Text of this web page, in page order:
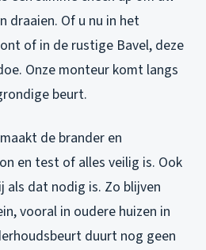
draaien. Of u nu in het
of in de rustige Bavel, deze
Onze monteur komt langs
beurt.
de brander en
en test of alles veilig is. Ook
dat nodig is. Zo blijven
vooral in oudere huizen in
duurt nog geen